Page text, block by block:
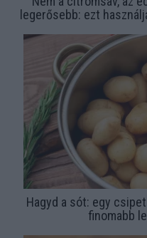
legerősebb: ezt
Hagyd a sót: egy
finomabb